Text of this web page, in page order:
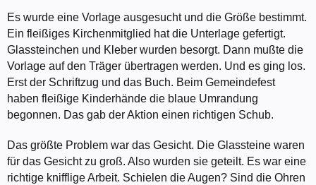
Es wurde eine Vorlage ausgesucht und die Größe bestimmt.
Ein fleißiges Kirchenmitglied hat die Unterlage gefertigt.
Glassteinchen und Kleber wurden besorgt. Dann mußte die
Vorlage auf den Träger übertragen werden. Und es ging los.
Erst der Schriftzug und das Buch. Beim Gemeindefest
haben fleißige Kinderhände die blaue Umrandung
begonnen. Das gab der Aktion einen richtigen Schub.
Das größte Problem war das Gesicht. Die Glassteine waren
für das Gesicht zu groß. Also wurden sie geteilt. Es war eine
richtige knifflige Arbeit. Schielen die Augen? Sind die Ohren